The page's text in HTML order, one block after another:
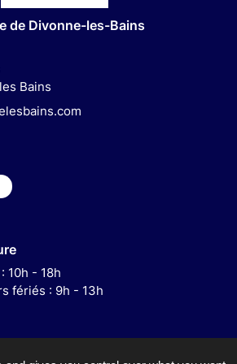
o
k
r
a
e
I
n
de Divonne-les-Bains
Bains
10h - 18h
fériés : 9h - 13h